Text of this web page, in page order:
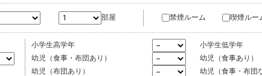
部屋 禁煙ルーム 喫煙ルー
小学生高学年
小学生低学年
幼児（食事・布団あり）
幼児（食事あり）
幼児（布団あり）
幼児（食事・布団